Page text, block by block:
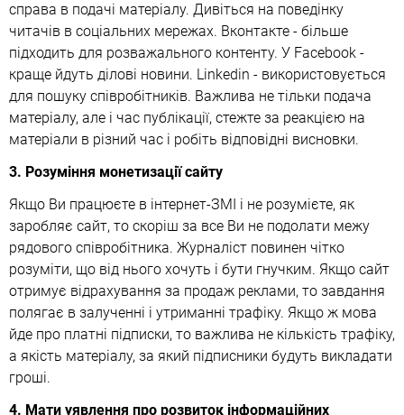
справа в подачі матеріалу. Дивіться на поведінку
читачів в соціальних мережах. Вконтакте - більше
підходить для розважального контенту. У Facebook -
краще йдуть ділові новини. Linkedin - використовується
для пошуку співробітників. Важлива не тільки подача
матеріалу, але і час публікації, стежте за реакцією на
матеріали в різний час і робіть відповідні висновки.
3. Розуміння монетизації сайту
Якщо Ви працюєте в інтернет-ЗМІ і не розумієте, як
заробляє сайт, то скоріш за все Ви не подолати межу
рядового співробітника. Журналіст повинен чітко
розуміти, що від нього хочуть і бути гнучким. Якщо сайт
отримує відрахування за продаж реклами, то завдання
полягає в залученні і утриманні трафіку. Якщо ж мова
йде про платні підписки, то важлива не кількість трафіку,
а якість матеріалу, за який підписники будуть викладати
гроші.
4. Мати уявлення про розвиток інформаційних